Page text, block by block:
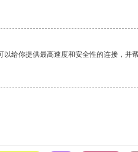
给你提供最高速度和安全性的连接，并